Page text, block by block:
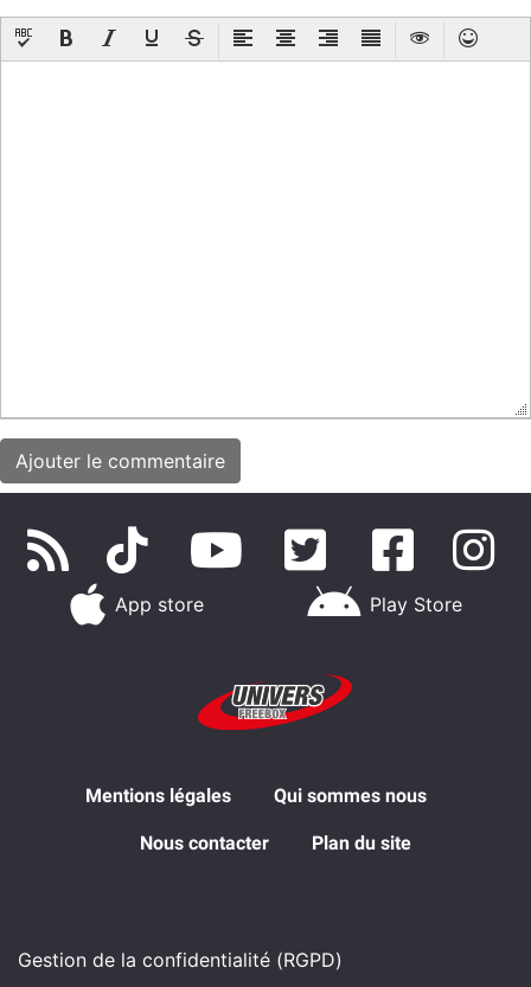
App store Play Store
Mentions légales Qui sommes nous
Nous contacter Plan du site
Gestion de la confidentialité (RGPD)